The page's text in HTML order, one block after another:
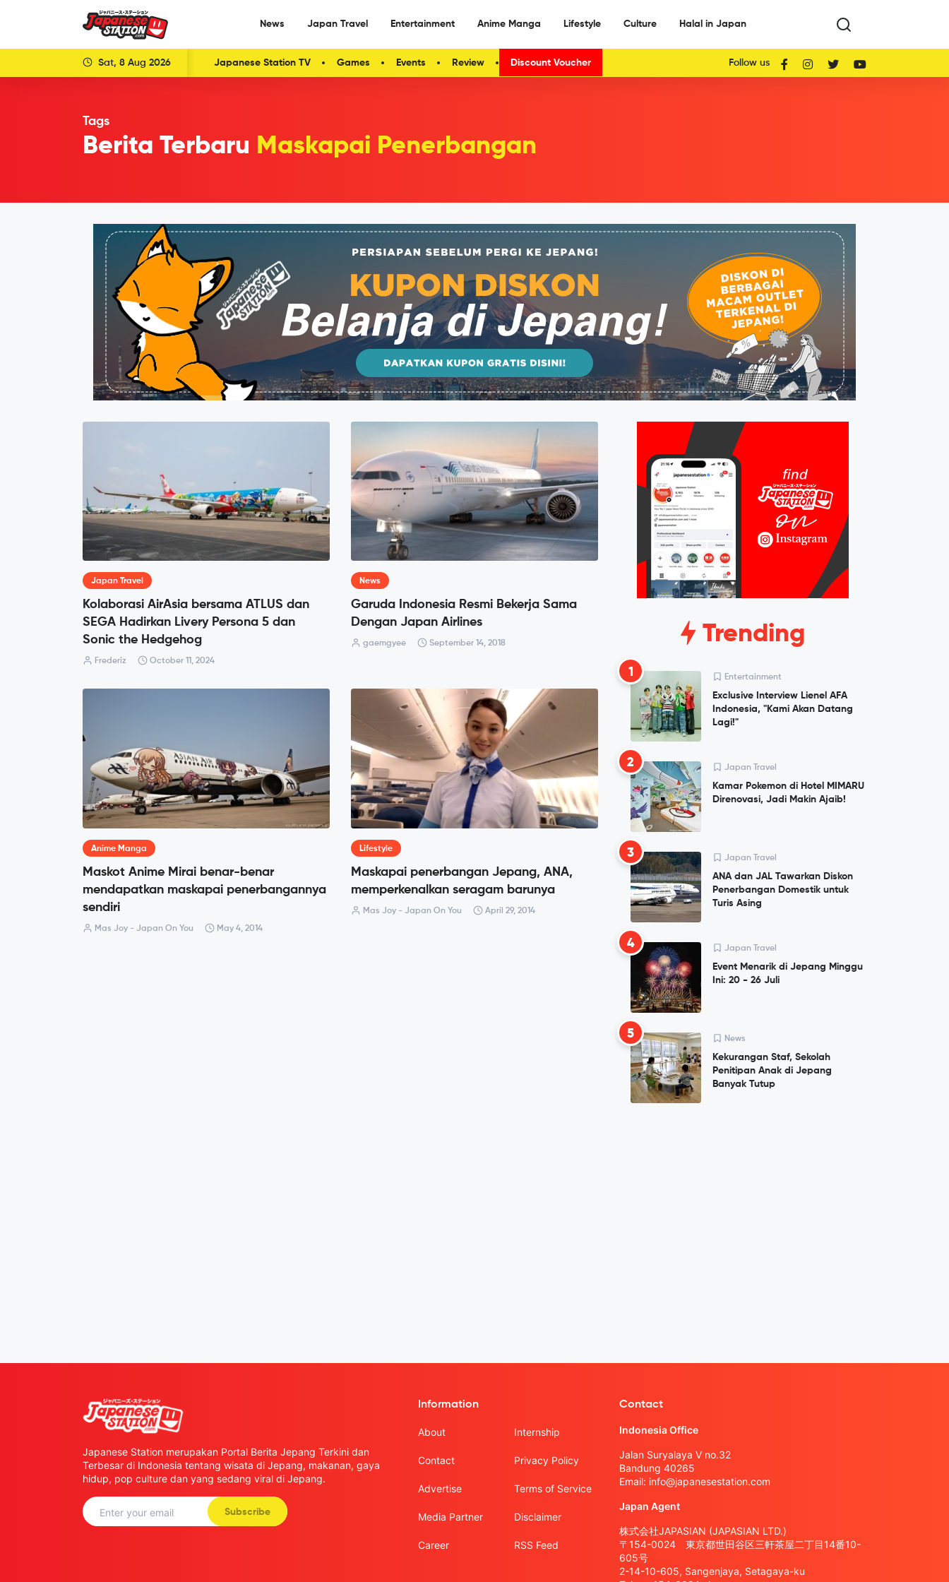
News Japan Travel Entertainment Anime Manga Lifestyle Culture Halal in Japan
Sat, 8 Aug 2026 Japanese Station TV Games Events Review Discount Voucher Follow us
Tags
Berita Terbaru Maskapai Penerbangan
Japan Travel
Kolaborasi AirAsia bersama ATLUS dan
SEGA Hadirkan Livery Persona 5 dan
Sonic the Hedgehog
Frederiz October 11, 2024
News
Garuda Indonesia Resmi Bekerja Sama
Dengan Japan Airlines
gaemgyee September 14, 2018
Anime Manga
Maskot Anime Mirai benar-benar
mendapatkan maskapai penerbangannya
sendiri
Mas Joy - Japan On You May 4, 2014
Lifestyle
Maskapai penerbangan Jepang, ANA,
memperkenalkan seragam barunya
Mas Joy - Japan On You April 29, 2014
Trending
1 Entertainment
Exclusive Interview Lienel AFA
Indonesia, "Kami Akan Datang
Lagi!"
2 Japan Travel
Kamar Pokemon di Hotel MIMARU
Direnovasi, Jadi Makin Ajaib!
3 Japan Travel
ANA dan JAL Tawarkan Diskon
Penerbangan Domestik untuk
Turis Asing
4 Japan Travel
Event Menarik di Jepang Minggu
Ini: 20 - 26 Juli
5 News
Kekurangan Staf, Sekolah
Penitipan Anak di Jepang
Banyak Tutup
Japanese Station merupakan Portal Berita Jepang Terkini dan
Terbesar di Indonesia tentang wisata di Jepang, makanan, gaya
hidup, pop culture dan yang sedang viral di Jepang.
Subscribe
Information
About
Contact
Advertise
Media Partner
Career
Internship
Privacy Policy
Terms of Service
Disclaimer
RSS Feed
Contact
Indonesia Office
Jalan Suryalaya V no.32
Bandung 40265
Email: info@japanesestation.com
Japan Agent
株式会社JAPASIAN (JAPASIAN LTD.)
〒154-0024 東京都世田谷区三軒茶屋二丁目14番10-
605号
2-14-10-605, Sangenjaya, Setagaya-ku